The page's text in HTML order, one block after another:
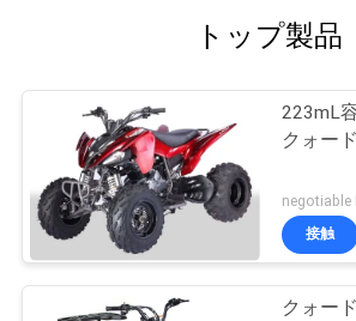
トップ製品
223mL
クォード
negotiable
接触
クォー